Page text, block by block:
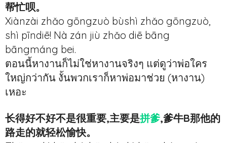
帮忙呗。
Xiànzài zhǎo gōngzuò bùshì zhǎo gōngzuò,
shì pīndiē! Nà zán jiù zhǎo diē bāng
bāngmáng bei.
ตอนนี้หางานก็ไม่ใช่หางานจริงๆ แต่ดูว่าพ่อใคร
ใหญ่กว่ากัน งั้นพวกเราก็หาพ่อมาช่วย (หางาน)
เหอะ
长得好不好不是很重要,主要是拼爹,爹牛B那他的
路走的就轻松愉快。